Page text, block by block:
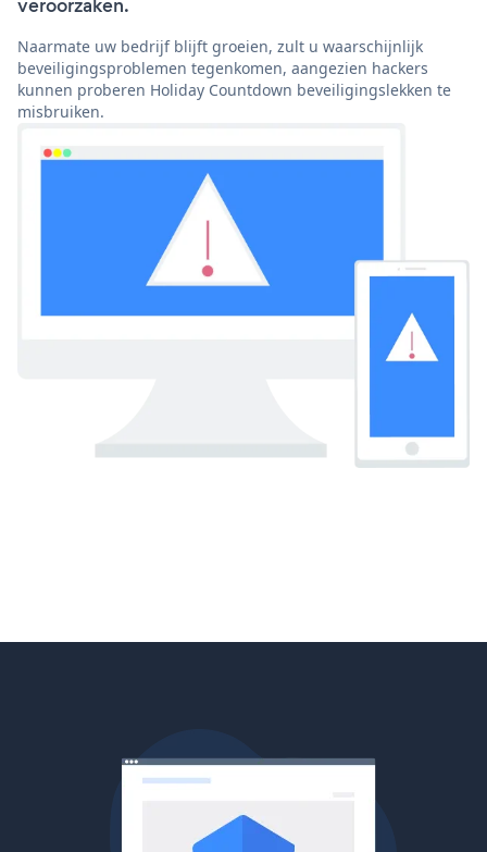
Naarmate uw bedrijf blijft groeien, zult u waarschijnlijk
beveiligingsproblemen tegenkomen, aangezien hackers
kunnen proberen Holiday Countdown beveiligingslekken te
misbruiken.